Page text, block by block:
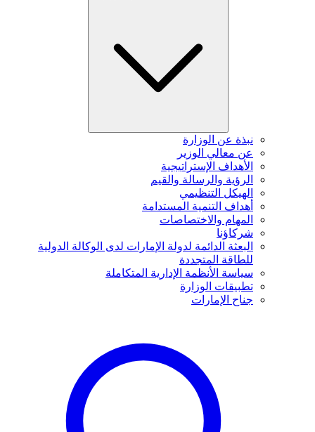
نبذة عن الوزارة
عن معالي الوزير
الأهداف الإستراتيجية
الرؤية والرسالة والقيم
الهيكل التنظيمي
أهداف التنمية المستدامة
المهام والاختصاصات
شركاؤنا
البعثة الدائمة لدولة الإمارات لدى الوكالة الدولية
للطاقة المتجددة
سياسة الأنظمة الإدارية المتكاملة
تطبيقات الوزارة
جناح الإمارات